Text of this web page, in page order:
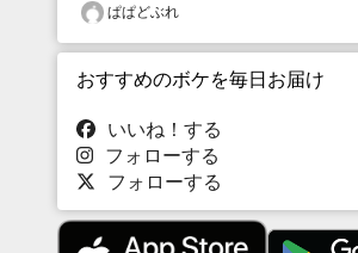
ぱぱどぶれ
おすすめのボケを毎日お届け
いいね！する
フォローする
フォローする